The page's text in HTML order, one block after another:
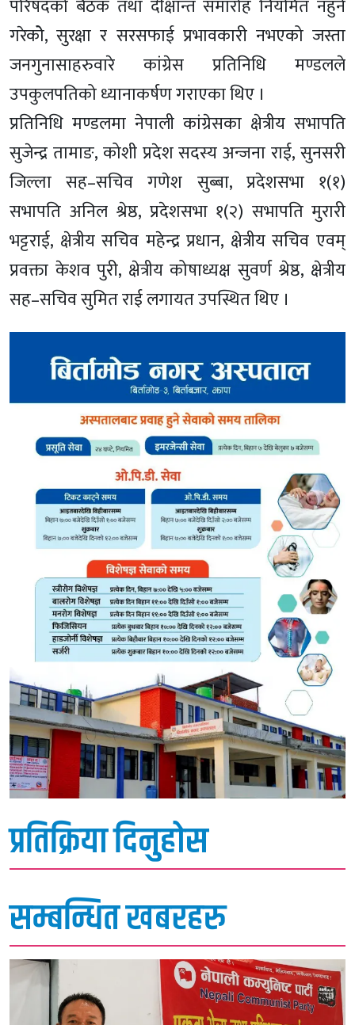
परिषदको बैठक तथा दीक्षान्त समारोह नियमित नहुने
गरेकोे, सुरक्षा र सरसफाई प्रभावकारी नभएको जस्ता
जनगुनासाहरुवारे कांग्रेस प्रतिनिधि मण्डलले
उपकुलपतिको ध्यानाकर्षण गराएका थिए ।
प्रतिनिधि मण्डलमा नेपाली कांग्रेसका क्षेत्रीय सभापति
सुजेन्द्र तामाङ, कोशी प्रदेश सदस्य अन्जना राई, सुनसरी
जिल्ला सह–सचिव गणेश सुब्बा, प्रदेशसभा १(१)
सभापति अनिल श्रेष्ठ, प्रदेशसभा १(२) सभापति मुरारी
भट्टराई, क्षेत्रीय सचिव महेन्द्र प्रधान, क्षेत्रीय सचिव एवम्
प्रवक्ता केशव पुरी, क्षेत्रीय कोषाध्यक्ष सुवर्ण श्रेष्ठ, क्षेत्रीय
सह–सचिव सुमित राई लगायत उपस्थित थिए ।
प्रतिक्रिया दिनुहोस
सम्बन्धित खबरहरु